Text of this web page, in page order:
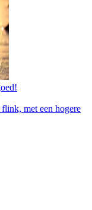
met een hogere